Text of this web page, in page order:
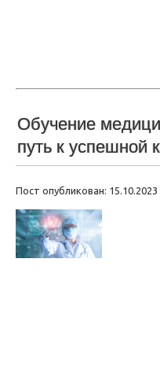
Обучение
путь к успешной
Пост опубликован: 15.10.2023